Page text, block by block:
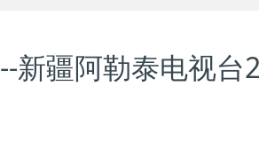
新疆阿勒泰电视台